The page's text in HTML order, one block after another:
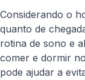
Considerando o
quanto de
rotina de sono e
comer e dormir
pode ajudar a